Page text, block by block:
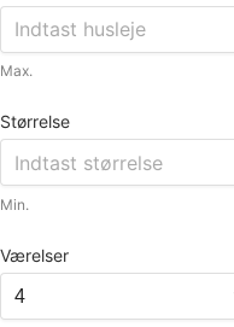
Max.
Størrelse
Min.
Værelser